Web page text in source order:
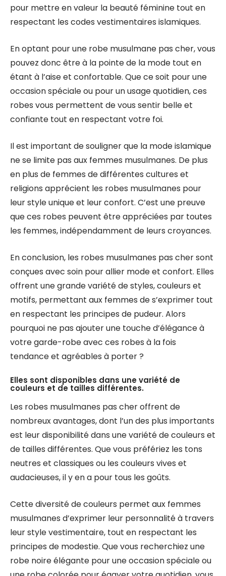
pour mettre en valeur la beauté féminine tout en
respectant les codes vestimentaires islamiques.
En optant pour une robe musulmane pas cher, vous
pouvez donc être à la pointe de la mode tout en
étant à l’aise et confortable. Que ce soit pour une
occasion spéciale ou pour un usage quotidien, ces
robes vous permettent de vous sentir belle et
confiante tout en respectant votre foi.
Il est important de souligner que la mode islamique
ne se limite pas aux femmes musulmanes. De plus
en plus de femmes de différentes cultures et
religions apprécient les robes musulmanes pour
leur style unique et leur confort. C’est une preuve
que ces robes peuvent être appréciées par toutes
les femmes, indépendamment de leurs croyances.
En conclusion, les robes musulmanes pas cher sont
conçues avec soin pour allier mode et confort. Elles
offrent une grande variété de styles, couleurs et
motifs, permettant aux femmes de s’exprimer tout
en respectant les principes de pudeur. Alors
pourquoi ne pas ajouter une touche d’élégance à
votre garde-robe avec ces robes à la fois
tendance et agréables à porter ?
Elles sont disponibles dans une variété de
couleurs et de tailles différentes.
Les robes musulmanes pas cher offrent de
nombreux avantages, dont l’un des plus importants
est leur disponibilité dans une variété de couleurs et
de tailles différentes. Que vous préfériez les tons
neutres et classiques ou les couleurs vives et
audacieuses, il y en a pour tous les goûts.
Cette diversité de couleurs permet aux femmes
musulmanes d’exprimer leur personnalité à travers
leur style vestimentaire, tout en respectant les
principes de modestie. Que vous recherchiez une
robe noire élégante pour une occasion spéciale ou